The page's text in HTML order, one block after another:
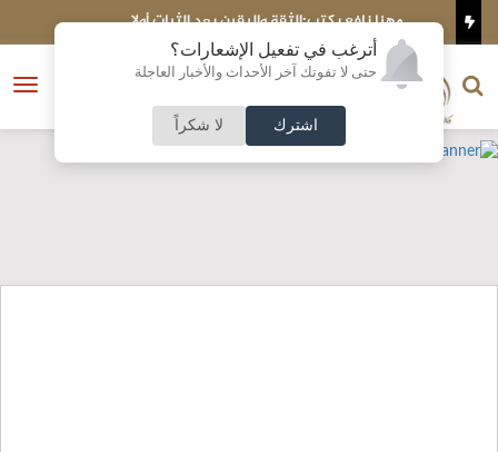
أترغب في تفعيل الإشعارات؟
حتى لا تفوتك آخر الأحداث والأخبار العاجلة
اشترك لا شكراً
مهنا نافع يكتب:الثقة واليقين بعد الثبات أولا
فتح
الناشر و رئيس التحرير
النسخة الكاملة